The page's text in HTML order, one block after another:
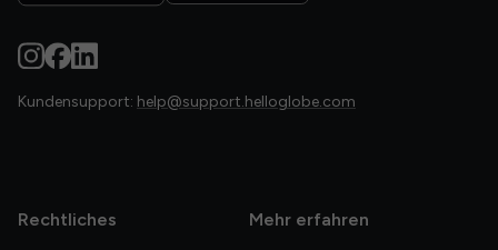
Kundensupport: help@support.helloglobe.com
Rechtliches Mehr erfahren